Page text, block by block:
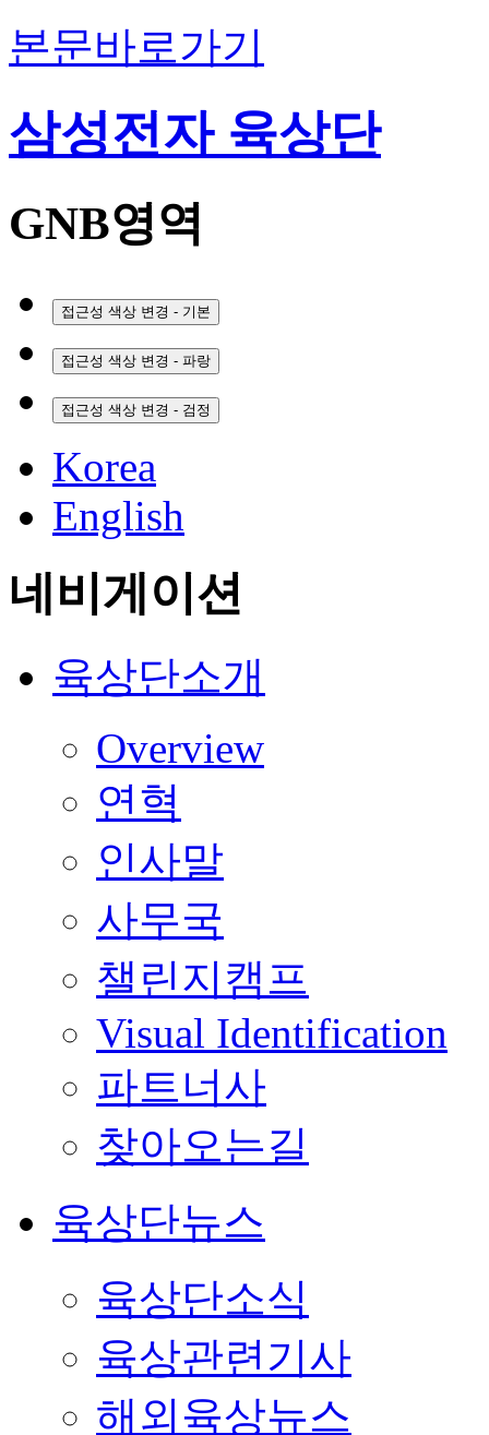
본문바로가기
삼성전자 육상단
GNB영역
접근성 색상 변경 - 기본
접근성 색상 변경 - 파랑
접근성 색상 변경 - 검정
Korea
English
네비게이션
육상단소개
Overview
연혁
인사말
사무국
챌린지캠프
Visual Identification
파트너사
찾아오는길
육상단뉴스
육상단소식
육상관련기사
해외육상뉴스